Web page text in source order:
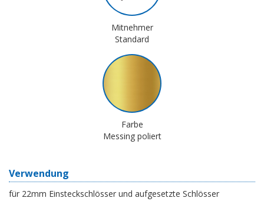
Mitnehmer
Standard
Farbe
Messing poliert
Verwendung
für 22mm Einsteckschlösser und aufgesetzte Schlösser